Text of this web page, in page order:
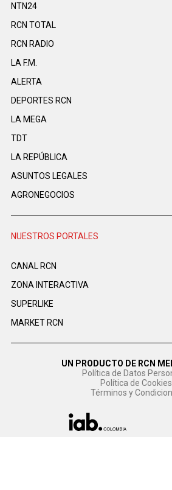
NTN24
RCN TOTAL
RCN RADIO
LA F.M.
ALERTA
DEPORTES RCN
LA MEGA
TDT
LA REPÚBLICA
ASUNTOS LEGALES
AGRONEGOCIOS
NUESTROS PORTALES
CANAL RCN
ZONA INTERACTIVA
SUPERLIKE
MARKET RCN
UN PRODUCTO DE RCN
Política de Datos
Política de Cookies
Términos y